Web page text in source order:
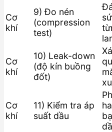
Cơ
khí
9) Đo nén
(compression
test)
Cơ
khí
10) Leak-down
(độ kín buồng
đốt)
Cơ
khí
11) Kiểm tra áp
suất dầu